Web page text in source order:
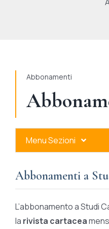
Abbonamenti
Menu Sezioni
Ares Gold
Ares Digital
Abbonamenti a
L’abbonamento a Studi
la rivista cartacea